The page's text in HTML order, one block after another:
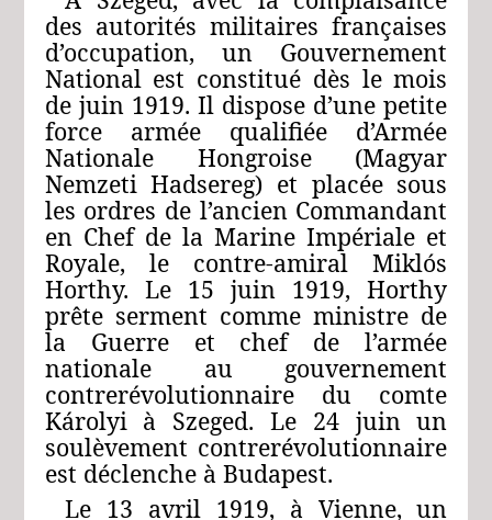
des autorités militaires françaises
d’occupation, un Gouvernement
National est constitué dès le mois
de juin 1919. Il dispose d’une petite
force armée qualifiée d’Armée
Nationale Hongroise (Magyar
Nemzeti Hadsereg) et placée sous
les ordres de l’ancien Commandant
en Chef de la Marine Impériale et
Royale, le contre-amiral Miklós
Horthy. Le 15 juin 1919, Horthy
prête serment comme ministre de
la Guerre et chef de l’armée
nationale au gouvernement
contrerévolutionnaire du comte
Károlyi à Szeged. Le 24 juin un
soulèvement contrerévolutionnaire
est déclenche à Budapest.
Le 13 avril 1919, à Vienne, un